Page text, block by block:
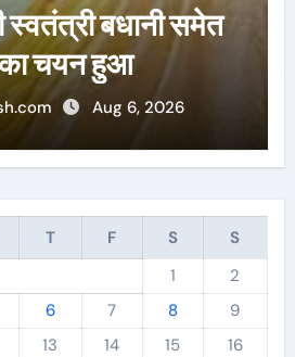
हुआ तीलू रौतेली
चयन
Aug 6, 2026
T F S
S
1
2
6 7 8
9
13 14 15
16